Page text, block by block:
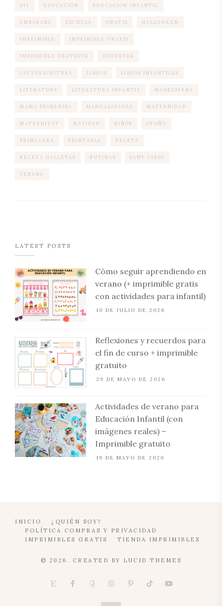
DIY EDUCACION EDUCACION INFANTIL
EMBARAZO ESCUELA GRATIS HALLOWEEN
IMPRIMIBLE IMPRIMIBLE GRATIS
IMPRIMIBLE GRATUITO JUGUETES
LECTOESCRITURA LIBROS LIBROS INFANTILES
LITERATURA LITERATURA INFANTIL MADRESFERA
MAMA PRIMERIZA MANUALIDADES MATERNIDAD
MATERNITAT NAVIDAD NIÑOS OTOÑO
PRIMAVERA PRINTABLE RECETA
RECETA GALLETAS RUTINAS SANT JORDI
VERANO
LATEST POSTS
Cómo seguir aprendiendo en
verano (+ imprimible gratis
con actividades para infantil)
10 DE JULIO DE 2026
Reflexiones y recuerdos para
el fin de curso + imprimible
gratuito
29 DE MAYO DE 2026
Actividades de verano para
Educación Infantil (con
imágenes reales) –
Imprimible gratuito
19 DE MAYO DE 2026
INICIO
¿QUIÉN SOY?
POLÍTICA COMPRAS Y PRIVACIDAD
IMPRIMIBLES GRATIS
TIENDA IMPRIMIBLES
© 2026. CREATED BY LUCID THEMES